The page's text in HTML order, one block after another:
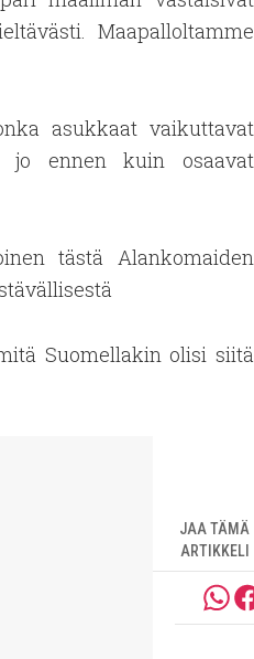
Maapalloltamme
asukkaat vaikuttavat
jo ennen kuin osaavat
tästä Alankomaiden
Suomellakin olisi siitä
JAA TÄMÄ
ARTIKKELI